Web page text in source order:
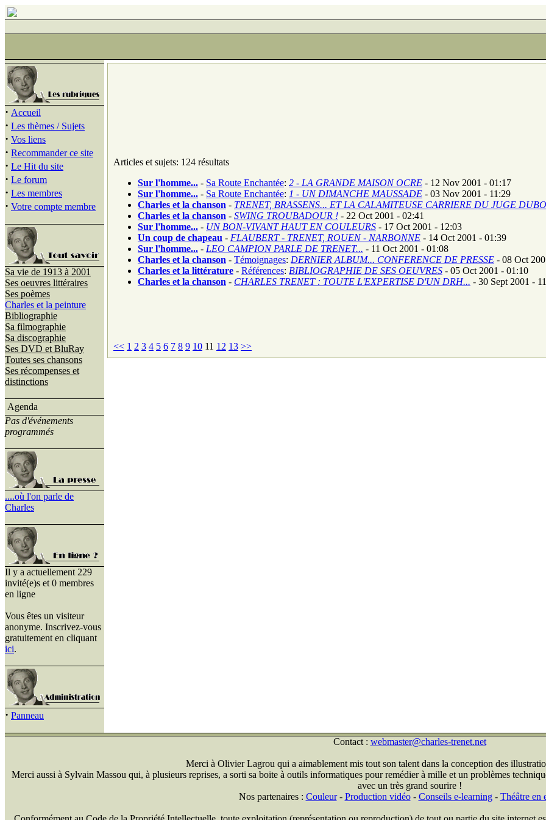
· Accueil
· Les thèmes / Sujets
· Vos liens
· Recommander ce site
· Le Hit du site
· Le forum
· Les membres
· Votre compte membre
Sa vie de 1913 à 2001
Ses oeuvres littéraires
Ses poèmes
Charles et la peinture
Bibliographie
Sa filmographie
Sa discographie
Ses DVD et BluRay
Toutes ses chansons
Ses récompenses et
distinctions
Agenda
Pas d'événements
programmés
....où l'on parle de
Charles
Il y a actuellement 229
invité(e)s et 0 membres
en ligne
Vous êtes un visiteur
anonyme. Inscrivez-vous
gratuitement en cliquant
ici.
· Panneau
Articles et sujets: 124 résultats
Sur l'homme... - Sa Route Enchantée: 2 - LA GRANDE MAISON OCRE - 12 Nov 2001 - 01:17
Sur l'homme... - Sa Route Enchantée: 1 - UN DIMANCHE MAUSSADE - 03 Nov 2001 - 11:29
Charles et la chanson - TRENET, BRASSENS... ET LA CALAMITEUSE CARRIERE DU JUGE
Charles et la chanson - SWING TROUBADOUR ! - 22 Oct 2001 - 02:41
Sur l'homme... - UN BON-VIVANT HAUT EN COULEURS - 17 Oct 2001 - 12:03
Un coup de chapeau - FLAUBERT - TRENET, ROUEN - NARBONNE - 14 Oct 2001 - 01:39
Sur l'homme... - LEO CAMPION PARLE DE TRENET... - 11 Oct 2001 - 01:08
Charles et la chanson - Témoignages: DERNIER ALBUM... CONFERENCE DE PRESSE - 08 Oct
Charles et la littérature - Références: BIBLIOGRAPHIE DE SES OEUVRES - 05 Oct 2001 - 01:10
Charles et la chanson - CHARLES TRENET : TOUTE L'EXPERTISE D'UN DRH... - 30 Sept 2001 -
<< 1 2 3 4 5 6 7 8 9 10 11 12 13 >>
Contact : webmaster@charles-trenet.net
Merci à Olivier Lagrou qui a aimablement mis tout son talent dans la conception des
Merci aussi à Sylvain Massou qui, à plusieurs reprises, a sorti sa boite à outils informatiques pour remédier à mille et un problèmes
avec un très grand sourire !
Nos partenaires : Couleur- Production vidéo- Conseils e-learning- Théâtre en